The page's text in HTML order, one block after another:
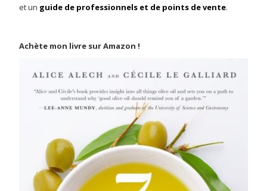
et un guide de professionnels et de points de vente.
Achète mon livre sur Amazon !